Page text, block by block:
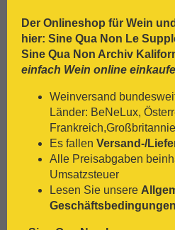
[:. Pinot Nera
[:. Pinot Noir
[:. Pinotage
[:. Primitivo
Riesling
Rivaner
Rote Malvasia
Samtrot
Sancerre
Sangiovese
Sauvignon Blanc
Scheurebe
Der Onlineshop für Wein
hier: Sine Qua Non Le
Sine Qua Non Archiv
einfach Wein online
Weinversand
Länder: BeNeLux,
Es fallen Versand-/
Alle Preisabgaben
Umsatzsteuer
Lesen Sie unsere
Geschäftsbedingungen